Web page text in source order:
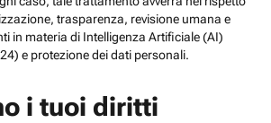
trasparenza, revisione umana e
in materia di Intelligenza Artificiale (AI)
e protezione dei dati personali.
i tuoi diritti